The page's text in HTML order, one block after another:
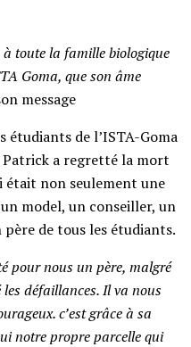
toute la famille biologique
Goma, que son âme
message
étudiants de l’ISTA-Goma
Patrick a regretté la mort
était non seulement une
model, un conseiller, un
de tous les étudiants.
pour nous un père, malgré
défaillances. Il va nous
c’est grâce à sa
notre propre parcelle qui